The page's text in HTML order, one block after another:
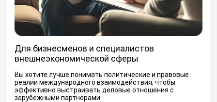
Для бизнесменов и специалистов
внешнеэкономической сферы
Вы хотите лучше понимать политические и правовые
реалии международного взаимодействия, чтобы
эффективно выстраивать деловые отношения с
зарубежными партнёрами.